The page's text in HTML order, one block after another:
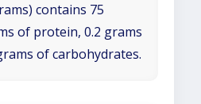
contains 75
of protein, 0.2 grams
of carbohydrates.